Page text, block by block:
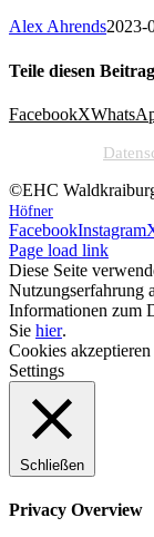
Alex Ahrends2023-
Teile diesen
FacebookX
©EHC
Höfner
FacebookInstagram
Page load link
Diese Seite
Nutzungserfahrung
Informationen zum
Sie hier.
Cookies akzeptieren
Settings
Schließen
Privacy Overview